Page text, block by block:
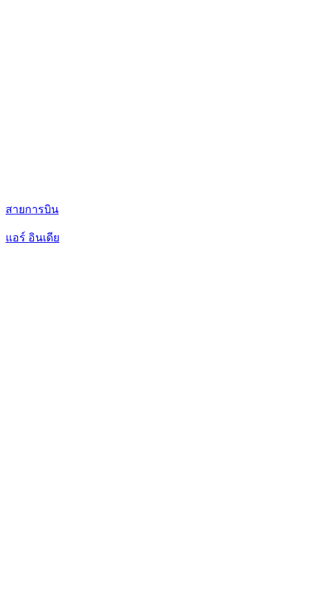
สายการบิน
แอร์ อินเดีย